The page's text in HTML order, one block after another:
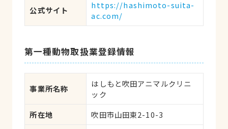
公式サイト
https://hashimoto-suita-
ac.com/
第一種動物取扱業登録情報
事業所名称
はしもと吹田アニマルクリニ
ック
所在地
吹田市山田東2-10-3